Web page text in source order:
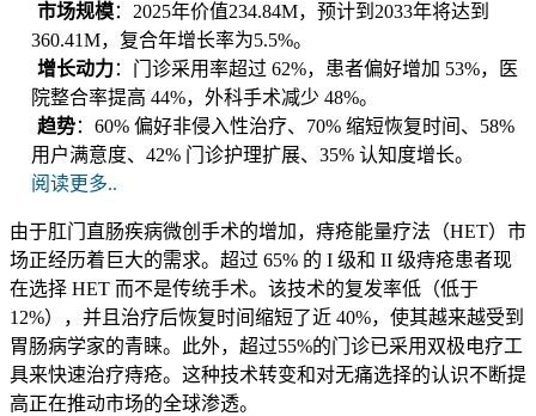
市场规模：2025年价值234.84M，预计到2033年将达到
360.41M，复合年增长率为5.5%。
增长动力：门诊采用率超过 62%，患者偏好增加 53%，医
院整合率提高 44%，外科手术减少 48%。
趋势：60% 偏好非侵入性治疗、70% 缩短恢复时间、58%
用户满意度、42% 门诊护理扩展、35% 认知度增长。
阅读更多..
由于肛门直肠疾病微创手术的增加，痔疮能量疗法（HET）市
场正经历着巨大的需求。超过 65% 的 I 级和 II 级痔疮患者现
在选择 HET 而不是传统手术。该技术的复发率低（低于
12%），并且治疗后恢复时间缩短了近 40%，使其越来越受到
胃肠病学家的青睐。此外，超过55%的门诊已采用双极电疗工
具来快速治疗痔疮。这种技术转变和对无痛选择的认识不断提
高正在推动市场的全球渗透。